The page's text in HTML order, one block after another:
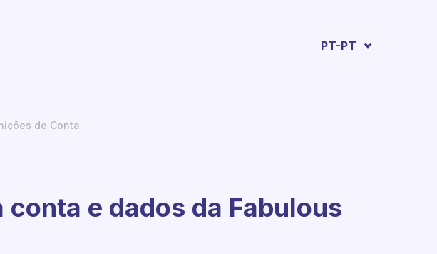
PT-PT
de Conta
e dados da Fabulous